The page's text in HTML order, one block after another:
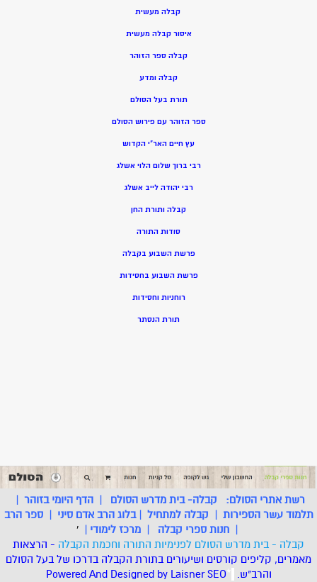
קבלה מעשית
איסור קבלה מעשית
קבלה ספר הזוהר
קבלה ומדע
תורת בעל הסולם
ספר הזוהר עם פירוש הסולם
עץ חיים האר”י הקדוש
רבי ברוך שלום הלוי אשלג
רבי יהודה לייב אשלג
קבלה ותורת החן
סודות התורה
פרשת השבוע בקבלה
פרשת השבוע בחסידות
רוחניות וחסידות
תורת הנסתר
רשת אתרי הסולם: קבלה- בית מדרש הסולם |הדף היומי בזוהר
תלמוד עשר הספירות
קבלה למתחיל |בלוג הרב אדם סיני |ספר הרב
חנות ספרי קבלה מרכז לימודי
'
קבלה - בית מדרש הסולם לפנימיות התורה וחכמת הקבלה - הרצאות
מאמרים, קליפים קורסים ושיעורים בתורת הקבלה בדרכו של בעל הסולם
והרב"ש. *
Powered And Designed by LaisnerSEO